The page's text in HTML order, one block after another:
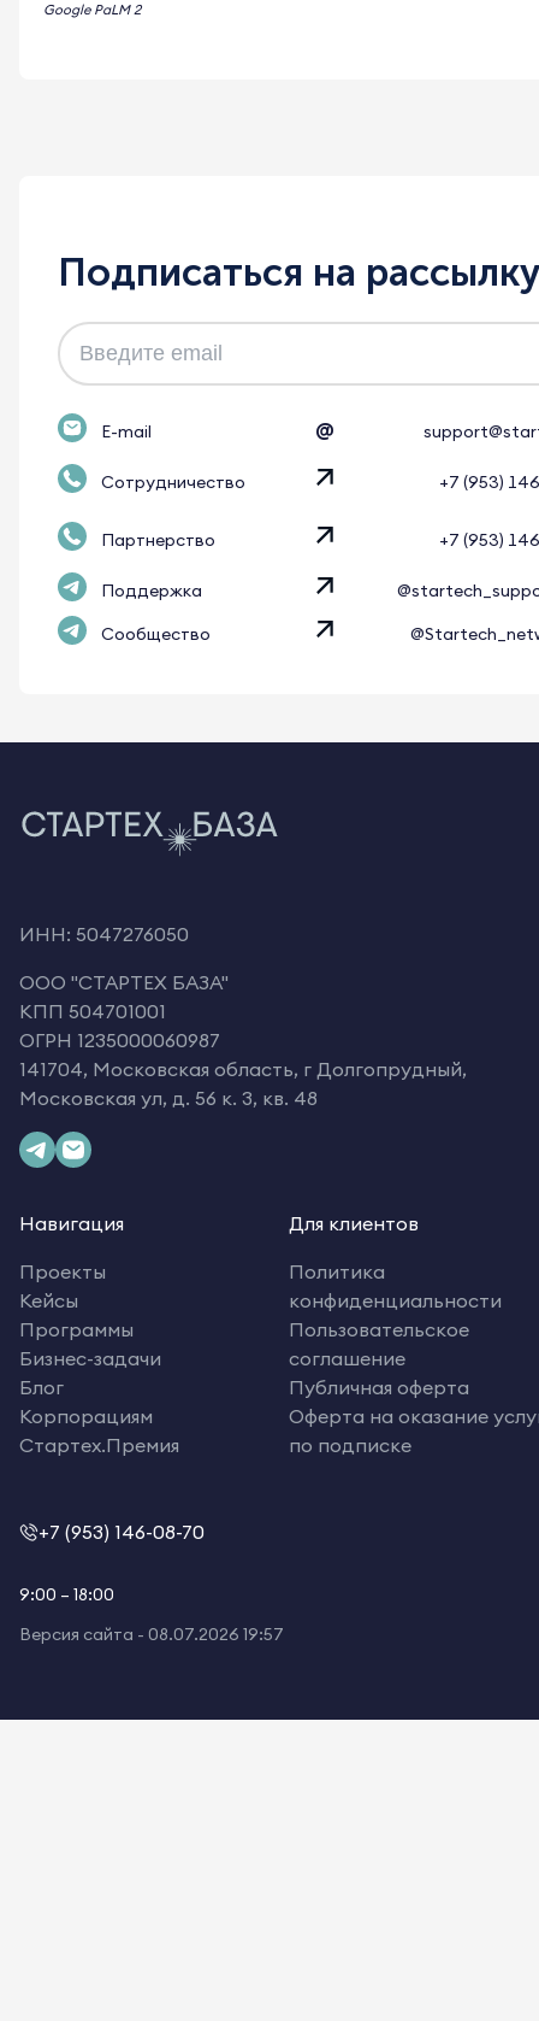
Google PaLM 2
Подписаться на рассылку
E-mail @
Сотрудничество +7 (953)
Партнерство +7 (953)
Поддержка
Сообщество
ИНН: 5047276050
OOO "СТАРТЕХ БАЗА"
КПП 504701001
ОГРН 1235000060987
141704, Московская область, г Долгопрудный,
Московская ул, д. 56 к. 3, кв. 48
Навигация
Проекты
Кейсы
Программы
Бизнес-задачи
Блог
Корпорациям
Стартех.Премия
Для клиентов
Политика
конфиденциальности
Пользовательское
соглашение
Публичная оферта
Оферта на оказание
по подписке
+7 (953) 146-08-70
9:00 – 18:00
Версия сайта - 08.07.2026 19:57